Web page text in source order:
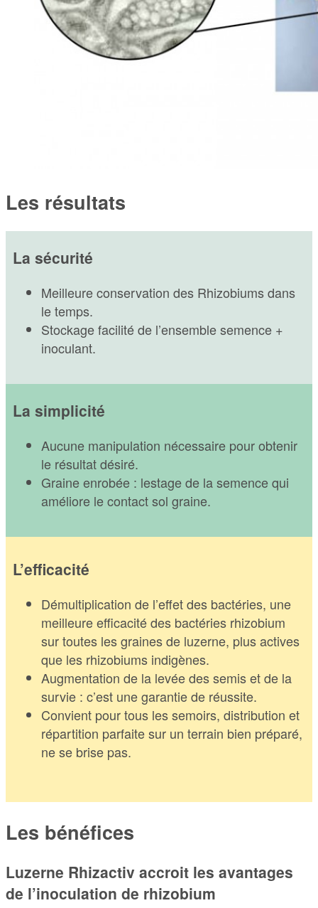
Les résultats
La sécurité
Meilleure conservation des Rhizobiums dans
le temps.
Stockage facilité de l’ensemble semence +
inoculant.
La simplicité
Aucune manipulation nécessaire pour obtenir
le résultat désiré.
Graine enrobée : lestage de la semence qui
améliore le contact sol graine.
L’efficacité
Démultiplication de l’effet des bactéries, une
meilleure efficacité des bactéries rhizobium
sur toutes les graines de luzerne, plus actives
que les rhizobiums indigènes.
Augmentation de la levée des semis et de la
survie : c’est une garantie de réussite.
Convient pour tous les semoirs, distribution et
répartition parfaite sur un terrain bien préparé,
ne se brise pas.
Les bénéfices
Luzerne Rhizactiv accroit les avantages
de l’inoculation de rhizobium